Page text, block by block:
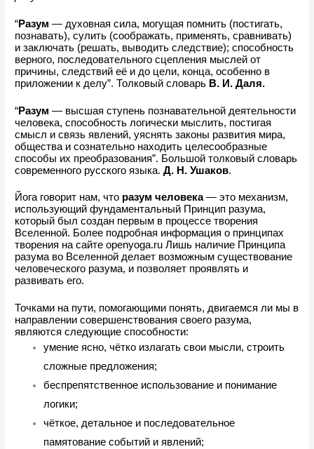
“Разум — духовная сила, могущая помнить (постигать,
познавать), сулить (соображать, применять, сравнивать)
и заключать (решать, выводить следствие); способность
верного, последовательного сцепления мыслей от
причины, следствий её и до цели, конца, особенно в
приложении к делу”. Толковый словарь В. И. Даля.
“Разум — высшая ступень познавательной деятельности
человека, способность логически мыслить, постигая
смысл и связь явлений, уяснять законы развития мира,
общества и сознательно находить целесообразные
способы их преобразования”. Большой толковый словарь
современного русского языка. Д. Н. Ушаков.
Йога говорит нам, что разум человека — это механизм,
использующий фундаментальный Принцип разума,
который был создан первым в процессе творения
Вселенной. Более подробная информация о принципах
творения на сайте openyoga.ru Лишь наличие Принципа
разума во Вселенной делает возможным существование
человеческого разума, и позволяет проявлять и
развивать его.
Точками на пути, помогающими понять, двигаемся ли мы в
направлении совершенствования своего разума,
являются следующие способности:
умение ясно, чётко излагать свои мысли, строить
сложные предложения;
беспрепятственное использование и понимание
логики;
чёткое, детальное и последовательное
памятование событий и явлений;